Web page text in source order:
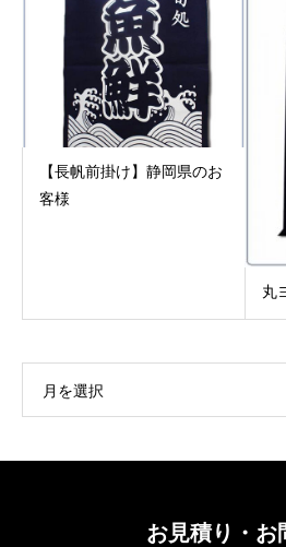
【長帆前掛け】静岡県のお
客様
丸
月を選択
お見積り・お